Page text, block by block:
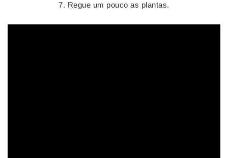
Regue um pouco as plantas.